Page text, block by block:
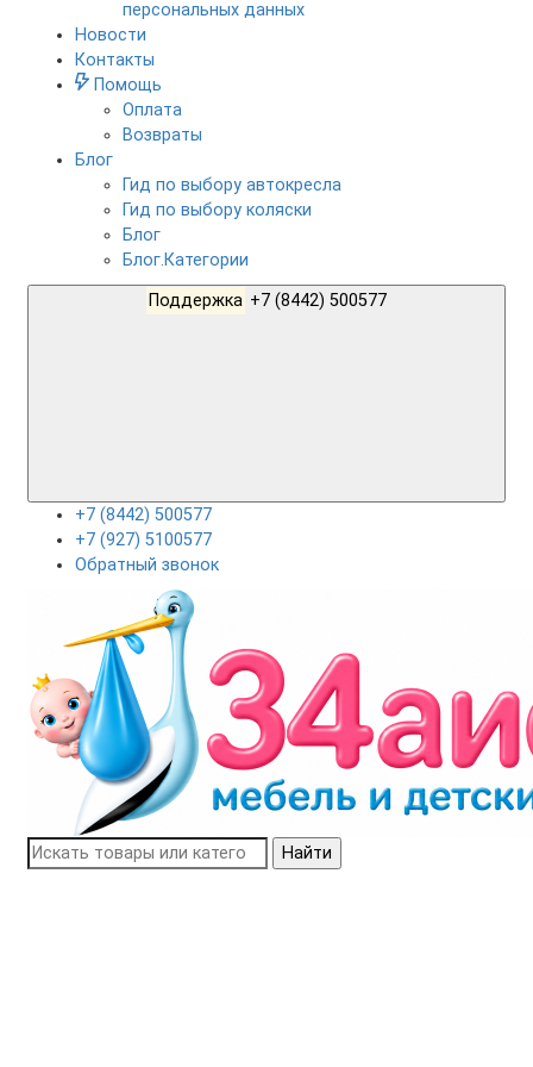
персональных данных
Новости
Контакты
Помощь
Оплата
Возвраты
Блог
Гид по выбору автокресла
Гид по выбору коляски
Блог
Блог.Категории
Поддержка
+7 (8442) 500577
+7 (927) 5100577
Обратный звонок
Найти